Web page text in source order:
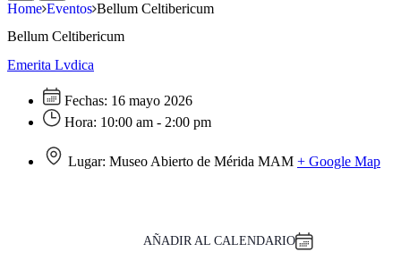
Home Eventos Bellum Celtibericum
Bellum Celtibericum
Emerita Lvdica
Fechas: 16 mayo 2026
Hora: 10:00 am - 2:00 pm
Lugar: Museo Abierto de Mérida MAM + Google Map
AÑADIR AL CALENDARIO